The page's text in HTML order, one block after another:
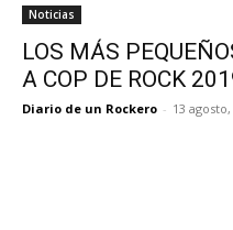
Noticias
LOS MÁS
A COP DE ROCK
Diario de un Rockero - 13 agosto,